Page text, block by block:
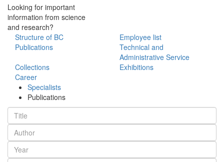
Looking for important
information from science
and research?
Structure of BC
Employee list
Publications
Technical and
Administrative Service
Collections
Exhibitions
Career
Specialists
Publications